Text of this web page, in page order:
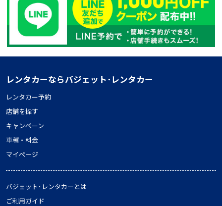
レンタカーならバジェット･レンタカー
レンタカー予約
店舗を探す
キャンペーン
車種・料金
マイページ
バジェット･レンタカーとは
ご利用ガイド